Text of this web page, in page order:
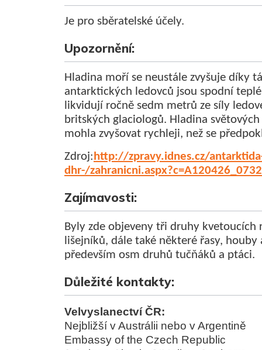
Je pro sběratelské účely.
Upozornění:
Hladina moří se neustále zvyšuje díky
antarktických ledovců jsou spodní
likvidují ročně sedm metrů ze síly
britských glaciologů. Hladina
mohla zvyšovat rychleji, než se
Zdroj: http://zpravy.idnes.cz/
dhr-/
Zajímavosti:
Byly zde objeveny tři druhy
lišejníků, dále také některé řasy,
především osm druhů tučňáků a ptáci.
Důležité kontakty:
Velvyslanectví ČR:
Nejbližší v Austrálii nebo v Argentině
Embassy of the Czech Republic